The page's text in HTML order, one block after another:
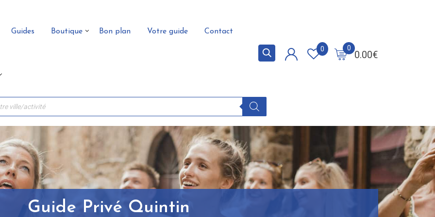
Guides Boutique Bon plan Votre guide Contact
0.00€
0
0
Guide Privé Quintin